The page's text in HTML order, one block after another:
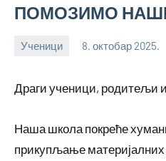
ПОМОЗИМО
Ученици 8. октобар 2025.
bstankovic
Драги ученици, родитељи
Наша школа покреће
прикупљање материјалних